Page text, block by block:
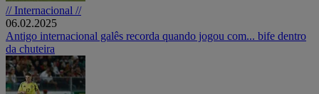
// Internacional //
06.02.2025
Antigo internacional galês recorda quando jogou com... bife dentro
da chuteira